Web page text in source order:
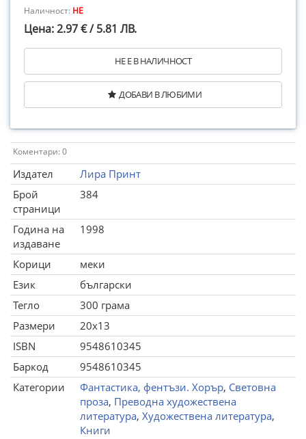
Наличност: НЕ
Цена: 2.97 € / 5.81 ЛВ.
НЕ Е В НАЛИЧНОСТ
ДОБАВИ В ЛЮБИМИ
Коментари: 0
Издател
Лира Принт
Брой
страници
384
Година на
издаване
1998
Корици
меки
Език
български
Тегло
300 грама
Размери
20x13
ISBN
9548610345
Баркод
9548610345
Категории
Фантастика, фентъзи. Хорър, Световна
проза, Преводна художествена
литература, Художествена литература,
Книги